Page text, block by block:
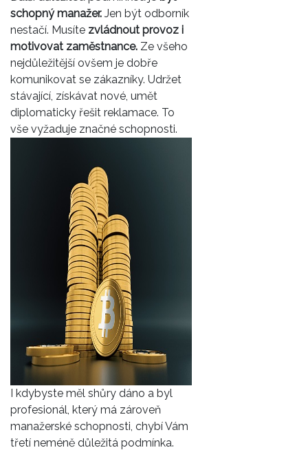
schopný manažer. Jen být odborník
nestačí. Musíte zvládnout provoz i
motivovat zaměstnance. Ze všeho
nejdůležitější ovšem je dobře
komunikovat se zákazníky. Udržet
stávající, získávat nové, umět
diplomaticky řešit reklamace. To
vše vyžaduje značné schopnosti.
I kdybyste měl shůry dáno a byl
profesionál, který má zároveň
manažerské schopnosti, chybí Vám
třetí neméně důležitá podmínka.